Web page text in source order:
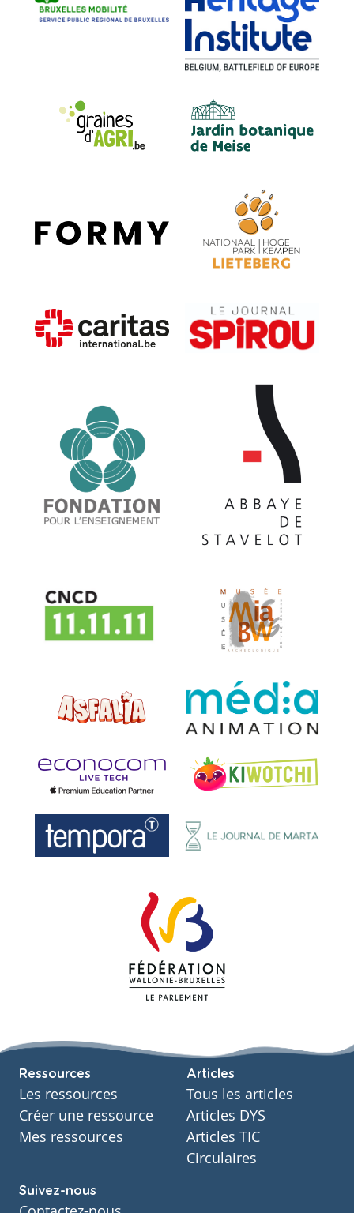
Ressources
Les ressources
Créer une ressource
Mes ressources
Articles
Tous les articles
Articles DYS
Articles TIC
Circulaires
Suivez-nous